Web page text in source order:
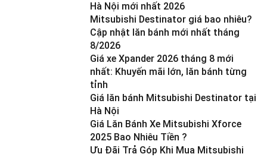
Hà Nội mới nhất 2026
Mitsubishi Destinator giá bao nhiêu?
Cập nhật lăn bánh mới nhất tháng
8/2026
Giá xe Xpander 2026 tháng 8 mới
nhất: Khuyến mãi lớn, lăn bánh từng
tỉnh
Giá lăn bánh Mitsubishi Destinator tại
Hà Nội
Giá Lăn Bánh Xe Mitsubishi Xforce
2025 Bao Nhiêu Tiền ?
Ưu Đãi Trả Góp Khi Mua Mitsubishi